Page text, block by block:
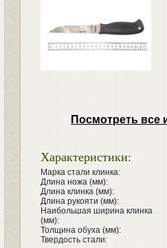
Посмотреть все
Характеристики:
Марка стали клинка:
Длина ножа (мм):
Длина клинка (мм):
Длина рукояти (мм):
Наибольшая ширина клинка
(мм):
Толщина обуха (мм):
Твердость стали: